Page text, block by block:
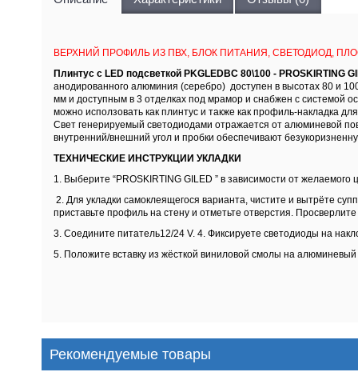
ВЕРХНИЙ ПРОФИЛЬ ИЗ ПВХ, БЛОК ПИТАНИЯ, СВЕТОДИОД,
Плинтус с LED подсветкой PKGLEDBC 80\100 -
анодированного алюминия (серебро) доступен в высотах 80 и
мм и доступным в 3 отделках под мрамор и снабжен с системой
можно исползовать как плинтус и также как профиль-накладка
Свет генерируемый светодиодами отражается от алюминевой
внутренний/внешний угол и пробки обеспечивают
ТЕХНИЧЕСКИЕ ИНСТРУКЦИИ УКЛАДКИ
1. Выберите “PROSKIRTING GILED ” в зависимости от желаемого
2. Для укладки самоклеящегося варианта, чистите и вытрёте
приставьте профиль на стену и отметьте отверстия.
3. Соедините питатель12/24 V. 4. Фиксируете светодиоды на
5. Положите вставку из жёсткой виниловой смолы на
Рекомендуемые товары